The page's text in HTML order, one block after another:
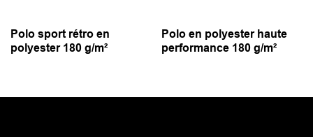
Polo sport rétro en
polyester 180 g/m²
Polo en polyester haute
performance 180 g/m²